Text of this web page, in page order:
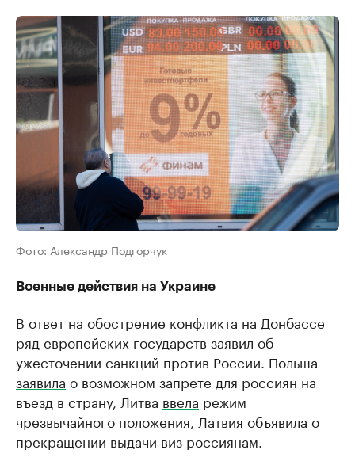
Фото: Александр Подгорчук
Военные действия на Украине
В ответ на обострение конфликта на Донбассе
ряд европейских государств заявил об
ужесточении санкций против России. Польша
заявила о возможном запрете для россиян на
въезд в страну, Литва ввела режим
чрезвычайного положения, Латвия объявила о
прекращении выдачи виз россиянам.